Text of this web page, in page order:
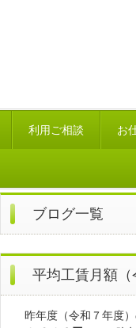
利用ご相談 お
ブログ一覧
平均工賃月額（
昨年度（令和７年度